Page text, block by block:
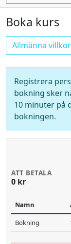
Boka kurs
Allmänna villkor
Registrera
bokning sker
10 minuter på
bokningen.
ATT BETALA
0 kr
Namn
Bokning